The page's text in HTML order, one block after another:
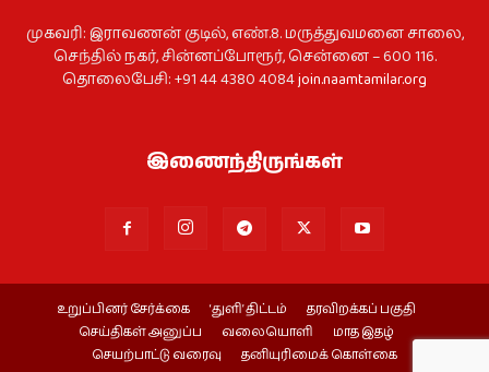
முகவரி: இராவணன் குடில், எண்.8. மருத்துவமனை சாலை,
செந்தில் நகர், சின்னப்போரூர், சென்னை – 600 116.
தொலைபேசி: +91 44 4380 4084join.naamtamilar.org
இணைந்திருங்கள்
உறுப்பினர் சேர்க்கை ‘துளி’ திட்டம்
தரவிறக்கப் பகுதி
செய்திகள் அனுப்ப
வலையொளி
மாத இதழ்
செயற்பாட்டு வரைவு
தனியுரிமைக் கொள்கை